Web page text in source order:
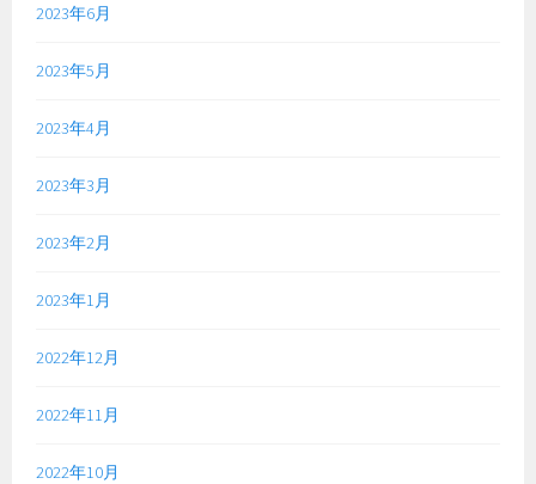
2023年6月
2023年5月
2023年4月
2023年3月
2023年2月
2023年1月
2022年12月
2022年11月
2022年10月